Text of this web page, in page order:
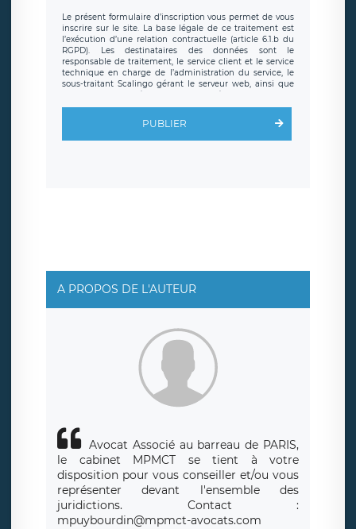
Le présent formulaire d’inscription vous permet de vous
inscrire sur le site. La base légale de ce traitement est
l’exécution d’une relation contractuelle (article 6.1.b du
RGPD). Les destinataires des données sont le
responsable de traitement, le service client et le service
technique en charge de l’administration du service, le
sous-traitant Scalingo gérant le serveur web, ainsi que
toute personne légalement autorisée. Le formulaire
d’inscription est hébergé sur un serveur hébergé par
clauses de
protection conformes au RGPD
. Les données collectées
sont conservées jusqu’à ce que l’Internaute en sollicite la
rue Léopold Sédar Senghor, joignable à l’adresse mail :
responsabledetraitement@legavox.fr. Vous avez
également le droit d’introduire une réclamation auprès
d’une autorité de contrôle.
PUBLIER
A PROPOS DE L'AUTEUR
Avocat Associé au barreau de PARIS,
le cabinet MPMCT se tient à votre
disposition pour vous conseiller et/ou vous
représenter devant l'ensemble des
juridictions. Contact :
mpuybourdin@mpmct-avocats.com